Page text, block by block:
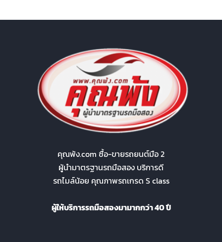
คุณพ้ง.com ซื้อ-ขายรถยนต์มือ 2
ผู้นำมาตรฐานรถมือสอง บริการดี
รถไมล์น้อย คุณภาพรถเกรด S class
ผู้ให้บริการรถมือสองมามากกว่า 40 ปี